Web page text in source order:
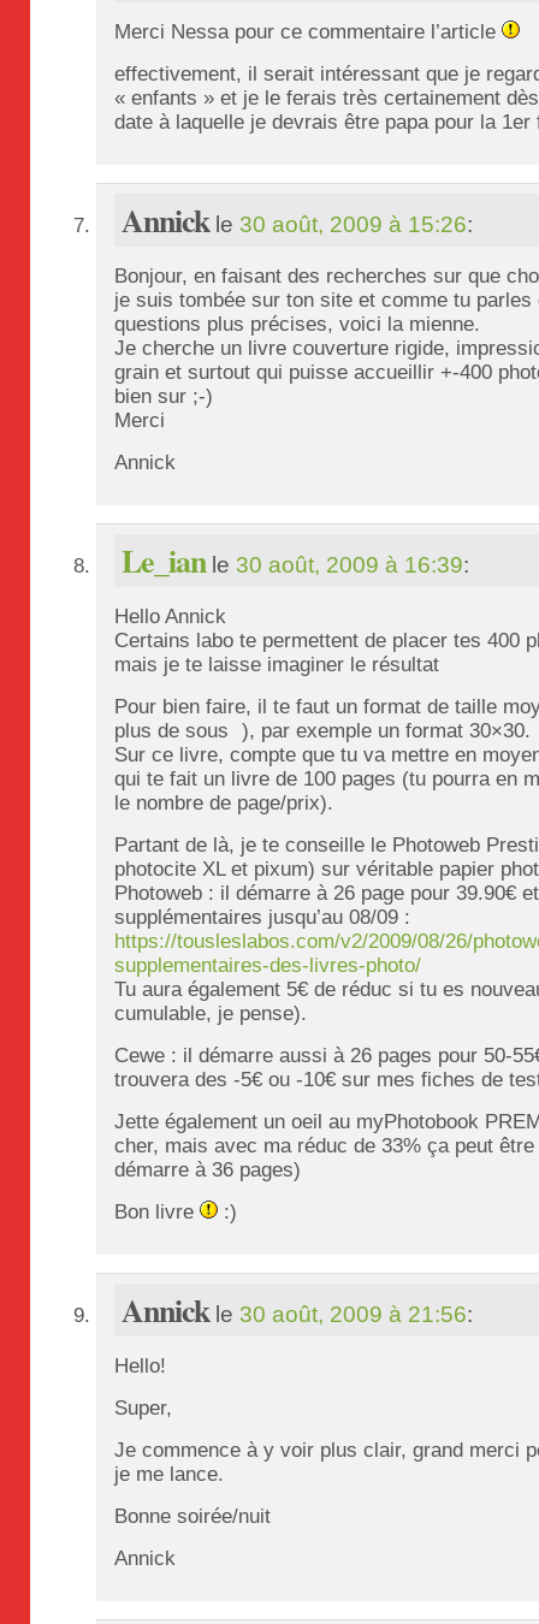
Merci Nessa pour ce commentaire l’article
effectivement, il serait intéressant que je
« enfants » et je le ferais très certainement
date à laquelle je devrais être papa pour la 1er
Annickle 30 août, 2009 à 15:26:
Bonjour, en faisant des recherches sur que
je suis tombée sur ton site et comme tu
questions plus précises, voici la mienne.
Je cherche un livre couverture rigide,
grain et surtout qui puisse accueillir +-400
bien sur ;-)
Merci
Annick
Le_ian le 30 août, 2009 à 16:39:
Hello Annick
Certains labo te permettent de placer tes 400
mais je te laisse imaginer le résultat
Pour bien faire, il te faut un format de taille
plus de sous
), par exemple un format 30×30.
Sur ce livre, compte que tu va mettre en
qui te fait un livre de 100 pages (tu pourra en
le nombre de page/prix).
Partant de là, je te conseille le Photoweb
photocite XL et pixum) sur véritable papier
Photoweb : il démarre à 26 page pour 39.90€
supplémentaires jusqu’au 08/09 :
https://tousleslabos.com/v2/2009/08/26/
supplementaires-des-livres-photo/
Tu aura également 5€ de réduc si tu es
cumulable, je pense).
Cewe : il démarre aussi à 26 pages pour 50-
trouvera des -5€ ou -10€ sur mes fiches de
Jette également un oeil au myPhotobook
cher, mais avec ma réduc de 33% ça peut être
démarre à 36 pages)
Bon livre
:)
Annickle 30 août, 2009 à 21:56:
Hello!
Super,
Je commence à y voir plus clair, grand merci
je me lance.
Bonne soirée/nuit
Annick